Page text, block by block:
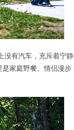
没有汽车，充斥着宁静
家庭野餐、情侣漫步